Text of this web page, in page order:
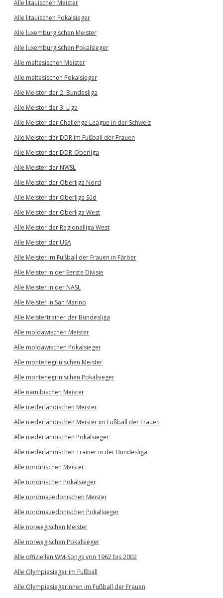
Alle litauischen Meister
Alle litauischen Pokalsieger
Alle luxemburgischen Meister
Alle luxemburgischen Pokalsieger
Alle maltesischen Meister
Alle maltesischen Pokalsieger
Alle Meister der 2. Bundesliga
Alle Meister der 3. Liga
Alle Meister der Challenge League in der Schweiz
Alle Meister der DDR im Fußball der Frauen
Alle Meister der DDR-Oberliga
Alle Meister der NWSL
Alle Meister der Oberliga Nord
Alle Meister der Oberliga Süd
Alle Meister der Oberliga West
Alle Meister der Regionalliga West
Alle Meister der USA
Alle Meister im Fußball der Frauen in Färöer
Alle Meister in der Eerste Divisie
Alle Meister in der NASL
Alle Meister in San Marino
Alle Meistertrainer der Bundesliga
Alle moldawischen Meister
Alle moldawischen Pokalsieger
Alle montenegrinischen Meister
Alle montenegrinischen Pokalsieger
Alle namibischen Meister
Alle niederländischen Meister
Alle niederländischen Meister im Fußball der Frauen
Alle niederländischen Pokalsieger
Alle niederländischen Trainer in der Bundesliga
Alle nordirischen Meister
Alle nordirischen Pokalsieger
Alle nordmazedonischen Meister
Alle nordmazedonischen Pokalsieger
Alle norwegischen Meister
Alle norwegischen Pokalsieger
Alle offiziellen WM-Songs von 1962 bis 2002
Alle Olympiasieger im Fußball
Alle Olympiasiegerinnen im Fußball der Frauen